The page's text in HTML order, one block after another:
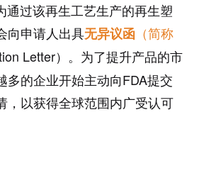
通过该再生工艺生产的再生塑
向申请人出具无异议函 （简称
Letter）。为了提升产品的市
多的企业开始主动向FDA提交
，以获得全球范围内广受认可